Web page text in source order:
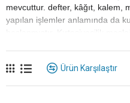
mevcuttur. defter, kâğıt, kalem,
yapılan işlemler anlamında da
başlanmıştır. Kırtasiyecilik
Kırtasiye dükkânları genellikle
firmamızdan en uygun fiyata
Ürün Karşılaştır